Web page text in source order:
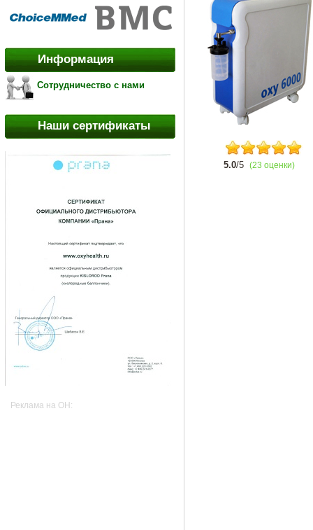
Информация
Сотрудничество с нами
Наши сертификаты
Реклама на OH:
5.0/5 (23 оценки)